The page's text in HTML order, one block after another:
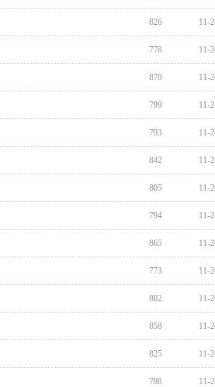
11-
826
11-
778
11-
870
11-
799
11-
793
11-
842
11-
805
11-
794
11-
865
11-
773
11-
802
11-
858
11-
825
11-
798